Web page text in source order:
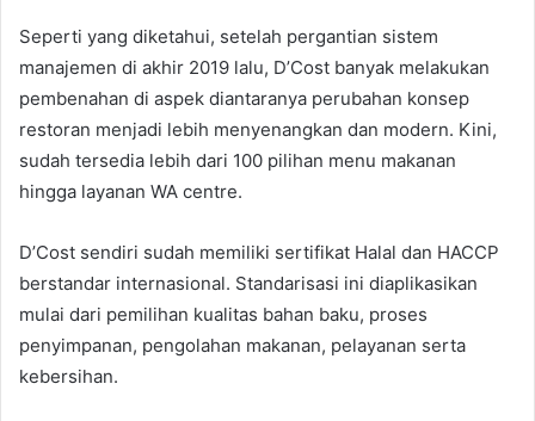
Seperti yang diketahui, setelah pergantian sistem
manajemen di akhir 2019 lalu, D’Cost banyak melakukan
pembenahan di aspek diantaranya perubahan konsep
restoran menjadi lebih menyenangkan dan modern. Kini,
sudah tersedia lebih dari 100 pilihan menu makanan
hingga layanan WA centre.
D’Cost sendiri sudah memiliki sertifikat Halal dan HACCP
berstandar internasional. Standarisasi ini diaplikasikan
mulai dari pemilihan kualitas bahan baku, proses
penyimpanan, pengolahan makanan, pelayanan serta
kebersihan.